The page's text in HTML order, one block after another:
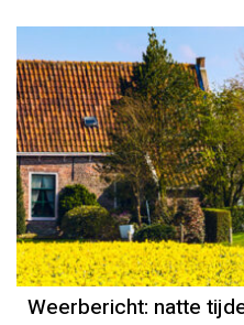
Weerbericht
Reinier van
Weerbericht: natte